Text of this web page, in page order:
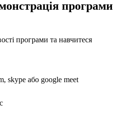
програми
програми та навчитеся
skype або google meet